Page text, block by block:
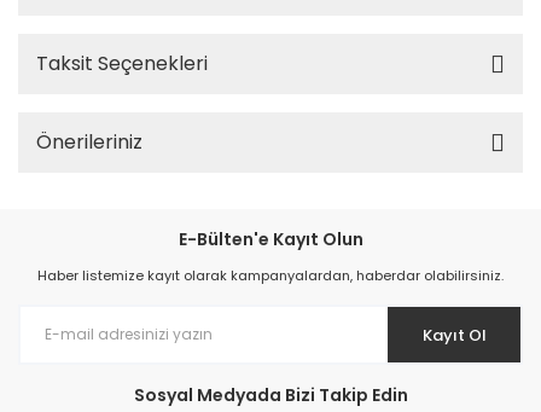
Taksit Seçenekleri
Önerileriniz
E-Bülten'e Kayıt Olun
Haber listemize kayıt olarak kampanyalardan, haberdar olabilirsiniz.
Kayıt Ol
Sosyal Medyada Bizi Takip Edin